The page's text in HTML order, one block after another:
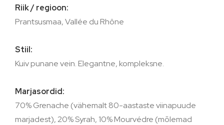
Riik / regioon:
Prantsusmaa, Vallée du Rhône
Stiil:
Kuiv punane vein. Elegantne, kompleksne.
Marjasordid:
70% Grenache (vähemalt 80-aastaste viinapuude
marjadest), 20% Syrah, 10% Mourvédre (mõlemad